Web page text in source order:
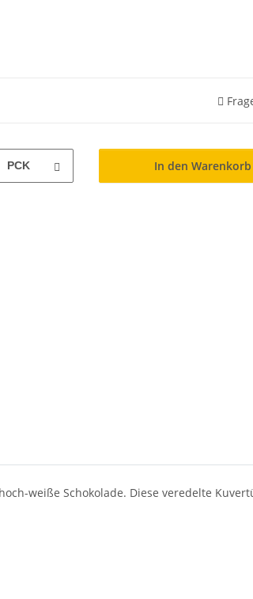
PCK In den Warenkorb
weiße Schokolade. Diese veredelte